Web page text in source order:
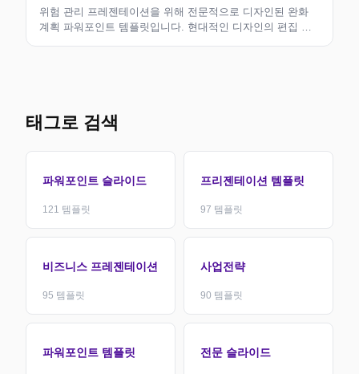
위험 관리 프레젠테이션을 위해 전문적으로 디자인된 완화
계획 파워포인트 템플릿입니다. 현대적인 디자인의 편집 가
태그로 검색
파워포인트 슬라이드
121 템플릿
프리젠테이션 템플릿
97 템플릿
비즈니스 프레젠테이션
95 템플릿
사업전략
90 템플릿
파워포인트 템플릿 전문 슬라이드